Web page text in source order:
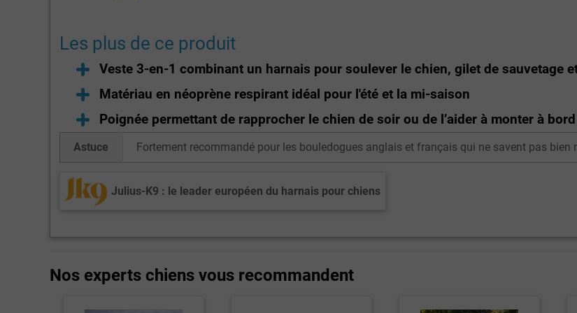
Les plus de ce produit
Veste 3-en-1 combinant un harnais pour soulever le chien, gilet de sauvetage
Matériau en néoprène respirant idéal pour l'été et la mi-saison
Poignée permettant de rapprocher le chien de soir ou de l’aider à monter à
Astuce Fortement recommandé pour les bouledogues anglais et français qui ne savent pas bien
Julius-K9 : le leader européen du harnais pour chiens
Nos experts chiens vous recommandent